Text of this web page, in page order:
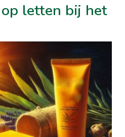
letten bij het